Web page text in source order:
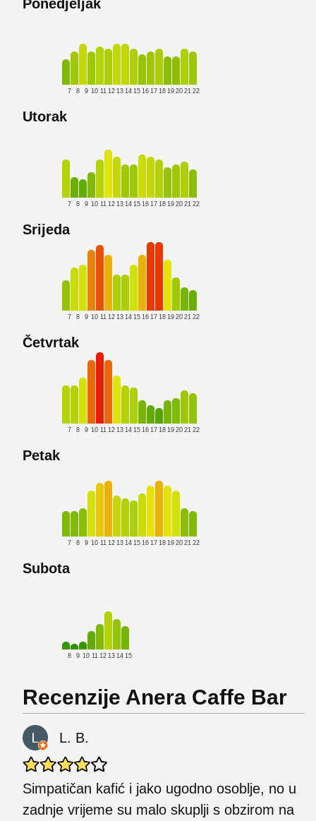
Ponedjeljak
7 8 9 10 11 12 13 14 15 16 17 18 19 20 21 22
Utorak
7 8 9 10 11 12 13 14 15 16 17 18 19 20 21 22
Srijeda
7 8 9 10 11 12 13 14 15 16 17 18 19 20 21 22
Četvrtak
7 8 9 10 11 12 13 14 15 16 17 18 19 20 21 22
Petak
7 8 9 10 11 12 13 14 15 16 17 18 19 20 21 22
Subota
8 9 10 11 12 13 14 15
Recenzije Anera Caffe Bar
L. B.
Simpatičan kafić i jako ugodno osoblje, no u
zadnje vrijeme su malo skuplji s obzirom na